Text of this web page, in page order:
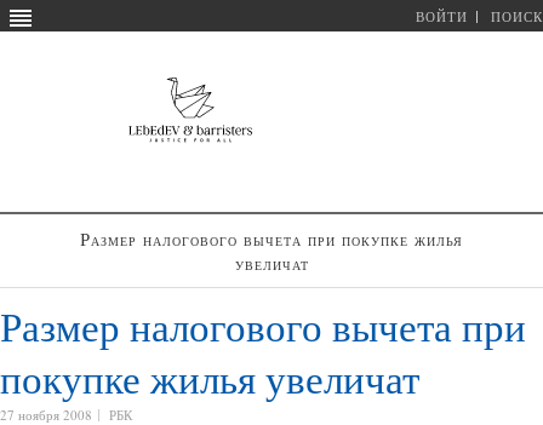
ВОЙТИ ПОИСК
Размер налогового вычета при покупке жилья
увеличат
Размер налогового вычета при
покупке жилья увеличат
27 ноября 2008 РБК